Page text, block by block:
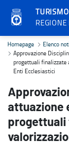
Approvazione
Homepage
Elenco
Approvazione
progettuali finalizzate
Enti Ecclesiastici
attuazione
progettuali